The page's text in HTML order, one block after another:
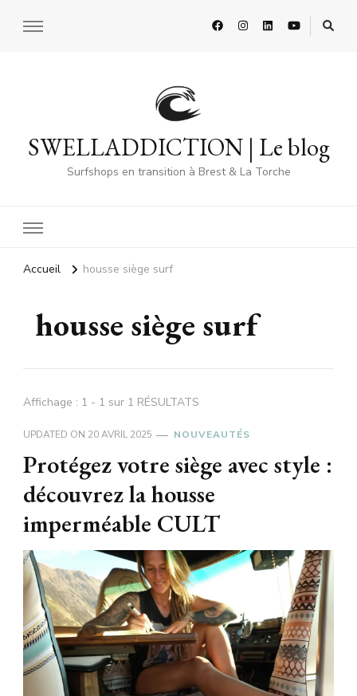
SWELLADDICTION | Le blog
Surfshops en transition à Brest & La Torche
Accueil housse siège surf
housse siège surf
Affichage : 1 - 1 sur 1 RÉSULTATS
UPDATED ON 20 AVRIL 2025 NOUVEAUTÉS
Protégez votre siège avec style :
découvrez la housse
imperméable CULT